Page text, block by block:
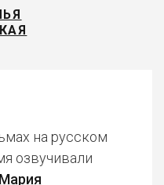
на русском
озвучивали
Мария